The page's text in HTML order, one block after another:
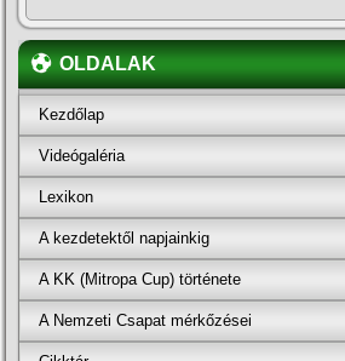
OLDALAK
Kezdőlap
Videógaléria
Lexikon
A kezdetektől napjainkig
A KK (Mitropa Cup) története
A Nemzeti Csapat mérkőzései